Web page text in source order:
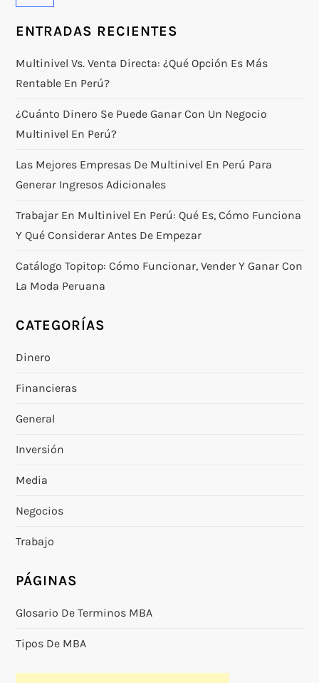
ENTRADAS RECIENTES
Multinivel Vs. Venta Directa: ¿qué Opción Es Más
Rentable En Perú?
¿Cuánto Dinero Se Puede Ganar Con Un Negocio
Multinivel En Perú?
Las Mejores Empresas De Multinivel En Perú Para
Generar Ingresos Adicionales
Trabajar En Multinivel En Perú: Qué Es, Cómo Funciona
Y Qué Considerar Antes De Empezar
Catálogo Topitop: Cómo Funcionar, Vender Y Ganar Con
La Moda Peruana
CATEGORÍAS
Dinero
Financieras
General
Inversión
Media
Negocios
Trabajo
PÁGINAS
Glosario De Terminos MBA
Tipos De MBA